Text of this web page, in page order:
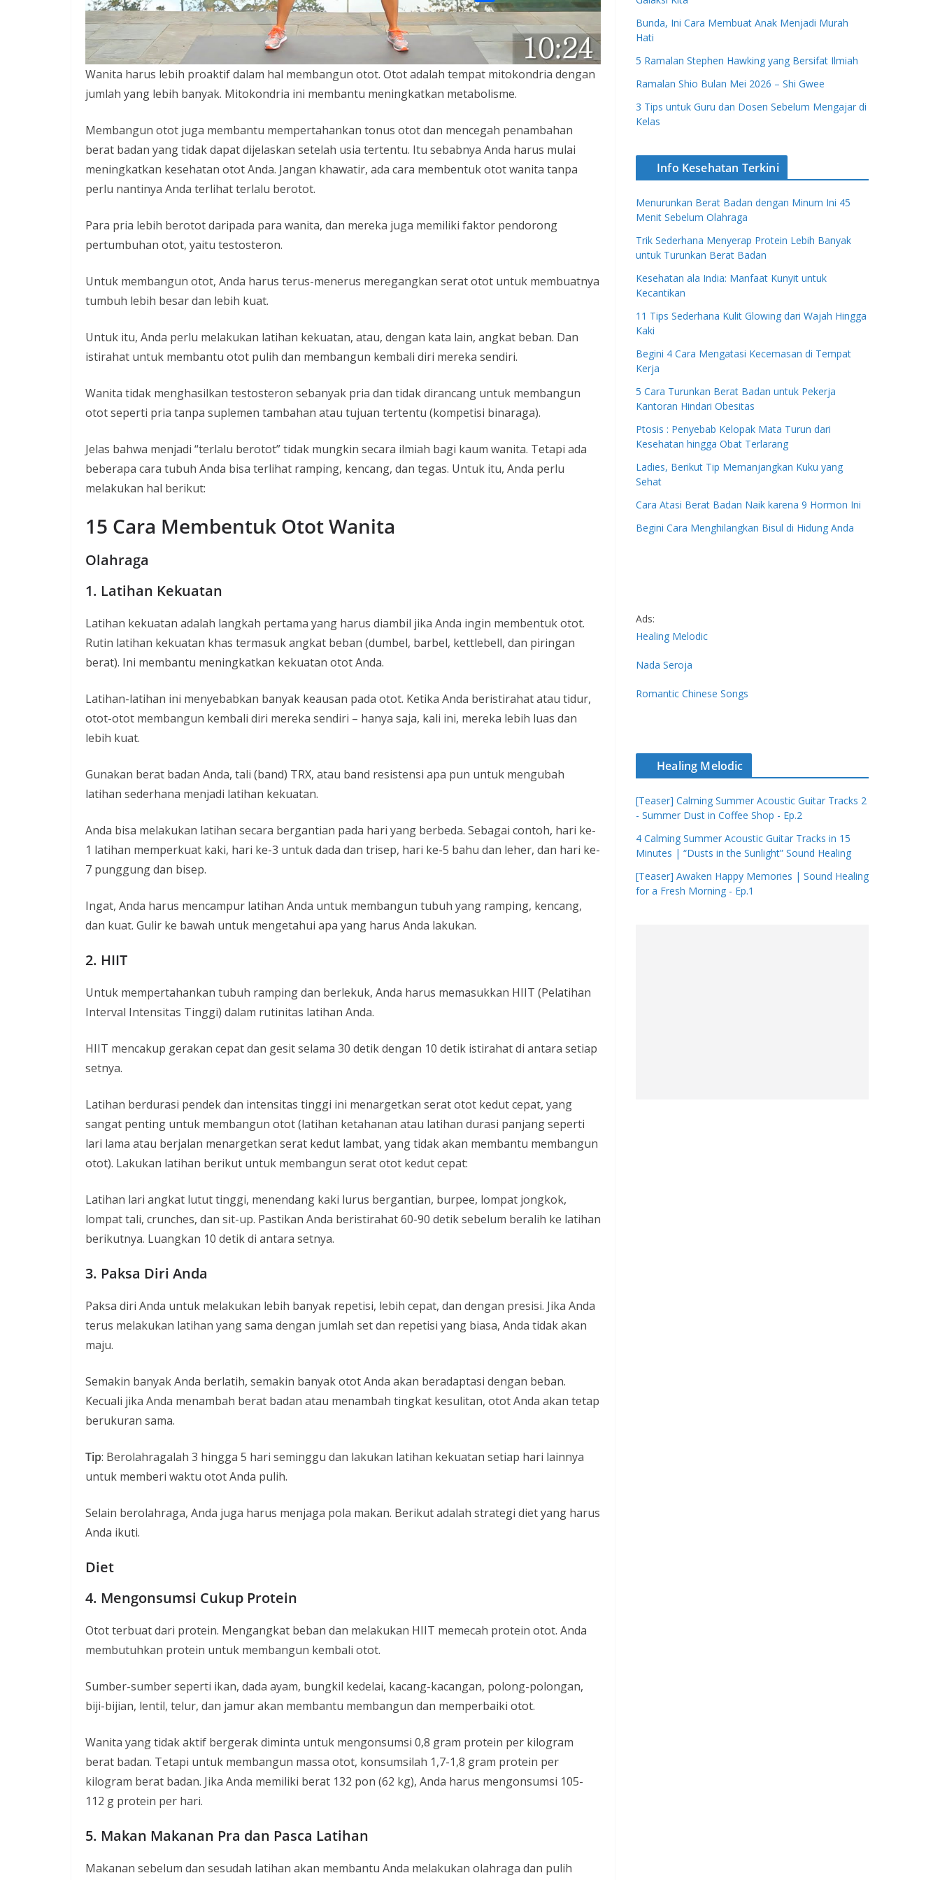
Wanita harus lebih proaktif dalam hal membangun otot. Otot adalah tempat mitokondria dengan
jumlah yang lebih banyak. Mitokondria ini membantu meningkatkan metabolisme.
Membangun otot juga membantu mempertahankan tonus otot dan mencegah penambahan
berat badan yang tidak dapat dijelaskan setelah usia tertentu. Itu sebabnya Anda harus mulai
meningkatkan kesehatan otot Anda. Jangan khawatir, ada cara membentuk otot wanita tanpa
perlu nantinya Anda terlihat terlalu berotot.
Para pria lebih berotot daripada para wanita, dan mereka juga memiliki faktor pendorong
pertumbuhan otot, yaitu testosteron.
Untuk membangun otot, Anda harus terus-menerus meregangkan serat otot untuk membuatnya
tumbuh lebih besar dan lebih kuat.
Untuk itu, Anda perlu melakukan latihan kekuatan, atau, dengan kata lain, angkat beban. Dan
istirahat untuk membantu otot pulih dan membangun kembali diri mereka sendiri.
Wanita tidak menghasilkan testosteron sebanyak pria dan tidak dirancang untuk membangun
otot seperti pria tanpa suplemen tambahan atau tujuan tertentu (kompetisi binaraga).
Jelas bahwa menjadi “terlalu berotot” tidak mungkin secara ilmiah bagi kaum wanita. Tetapi ada
beberapa cara tubuh Anda bisa terlihat ramping, kencang, dan tegas. Untuk itu, Anda perlu
melakukan hal berikut:
15 Cara Membentuk Otot Wanita
Olahraga
1. Latihan Kekuatan
Latihan kekuatan adalah langkah pertama yang harus diambil jika Anda ingin membentuk otot.
Rutin latihan kekuatan khas termasuk angkat beban (dumbel, barbel, kettlebell, dan piringan
berat). Ini membantu meningkatkan kekuatan otot Anda.
Latihan-latihan ini menyebabkan banyak keausan pada otot. Ketika Anda beristirahat atau tidur,
otot-otot membangun kembali diri mereka sendiri – hanya saja, kali ini, mereka lebih luas dan
lebih kuat.
Gunakan berat badan Anda, tali (band) TRX, atau band resistensi apa pun untuk mengubah
latihan sederhana menjadi latihan kekuatan.
Anda bisa melakukan latihan secara bergantian pada hari yang berbeda. Sebagai contoh, hari ke-
1 latihan memperkuat kaki, hari ke-3 untuk dada dan trisep, hari ke-5 bahu dan leher, dan hari ke-
7 punggung dan bisep.
Ingat, Anda harus mencampur latihan Anda untuk membangun tubuh yang ramping, kencang,
dan kuat. Gulir ke bawah untuk mengetahui apa yang harus Anda lakukan.
2. HIIT
Untuk mempertahankan tubuh ramping dan berlekuk, Anda harus memasukkan HIIT (Pelatihan
Interval Intensitas Tinggi) dalam rutinitas latihan Anda.
HIIT mencakup gerakan cepat dan gesit selama 30 detik dengan 10 detik istirahat di antara setiap
setnya.
Latihan berdurasi pendek dan intensitas tinggi ini menargetkan serat otot kedut cepat, yang
sangat penting untuk membangun otot (latihan ketahanan atau latihan durasi panjang seperti
lari lama atau berjalan menargetkan serat kedut lambat, yang tidak akan membantu membangun
otot). Lakukan latihan berikut untuk membangun serat otot kedut cepat:
Latihan lari angkat lutut tinggi, menendang kaki lurus bergantian, burpee, lompat jongkok,
lompat tali, crunches, dan sit-up. Pastikan Anda beristirahat 60-90 detik sebelum beralih ke latihan
berikutnya. Luangkan 10 detik di antara setnya.
3. Paksa Diri Anda
Paksa diri Anda untuk melakukan lebih banyak repetisi, lebih cepat, dan dengan presisi. Jika Anda
terus melakukan latihan yang sama dengan jumlah set dan repetisi yang biasa, Anda tidak akan
maju.
Semakin banyak Anda berlatih, semakin banyak otot Anda akan beradaptasi dengan beban.
Kecuali jika Anda menambah berat badan atau menambah tingkat kesulitan, otot Anda akan tetap
berukuran sama.
Tip: Berolahragalah 3 hingga 5 hari seminggu dan lakukan latihan kekuatan setiap hari lainnya
untuk memberi waktu otot Anda pulih.
Selain berolahraga, Anda juga harus menjaga pola makan. Berikut adalah strategi diet yang harus
Anda ikuti.
Diet
4. Mengonsumsi Cukup Protein
Otot terbuat dari protein. Mengangkat beban dan melakukan HIIT memecah protein otot. Anda
membutuhkan protein untuk membangun kembali otot.
Sumber-sumber seperti ikan, dada ayam, bungkil kedelai, kacang-kacangan, polong-polongan,
biji-bijian, lentil, telur, dan jamur akan membantu membangun dan memperbaiki otot.
Wanita yang tidak aktif bergerak diminta untuk mengonsumsi 0,8 gram protein per kilogram
berat badan. Tetapi untuk membangun massa otot, konsumsilah 1,7-1,8 gram protein per
kilogram berat badan. Jika Anda memiliki berat 132 pon (62 kg), Anda harus mengonsumsi 105-
112 g protein per hari.
5. Makan Makanan Pra dan Pasca Latihan
Makanan sebelum dan sesudah latihan akan membantu Anda melakukan olahraga dan pulih
Bunda, Ini Cara Membuat Anak Menjadi Murah
Hati
5 Ramalan Stephen Hawking yang Bersifat Ilmiah
Ramalan Shio Bulan Mei 2026 – Shi Gwee
3 Tips untuk Guru dan Dosen Sebelum Mengajar di
Kelas
Info Kesehatan Terkini
Menurunkan Berat Badan dengan Minum Ini 45
Menit Sebelum Olahraga
Trik Sederhana Menyerap Protein Lebih Banyak
untuk Turunkan Berat Badan
Kesehatan ala India: Manfaat Kunyit untuk
Kecantikan
11 Tips Sederhana Kulit Glowing dari Wajah Hingga
Kaki
Begini 4 Cara Mengatasi Kecemasan di Tempat
Kerja
5 Cara Turunkan Berat Badan untuk Pekerja
Kantoran Hindari Obesitas
Ptosis : Penyebab Kelopak Mata Turun dari
Kesehatan hingga Obat Terlarang
Ladies, Berikut Tip Memanjangkan Kuku yang
Sehat
Cara Atasi Berat Badan Naik karena 9 Hormon Ini
Begini Cara Menghilangkan Bisul di Hidung Anda
Ads:
Healing Melodic
Nada Seroja
Romantic Chinese Songs
Healing Melodic
[Teaser] Calming Summer Acoustic Guitar Tracks 2
- Summer Dust in Coffee Shop - Ep.2
4 Calming Summer Acoustic Guitar Tracks in 15
Minutes | “Dusts in the Sunlight” Sound Healing
[Teaser] Awaken Happy Memories | Sound Healing
for a Fresh Morning - Ep.1
o
k
s
A
p
e
g
r
o
p
y
L
i
k
S
a
r
e